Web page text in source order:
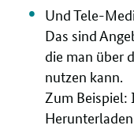
Und Tele-
Das sind
die man über
nutzen kann.
Zum Beispiel: